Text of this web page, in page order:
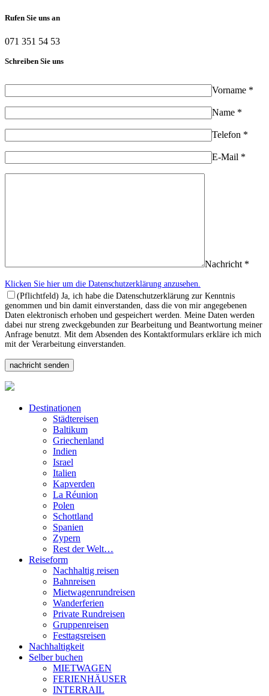
Rufen Sie uns an
071 351 54 53
Schreiben Sie uns
Vorname *
Name *
Telefon *
E-Mail *
Nachricht *
Klicken Sie hier um die Datenschutzerklärung anzusehen.
(Pflichtfeld) Ja, ich habe die Datenschutzerklärung zur Kenntnis
genommen und bin damit einverstanden, dass die von mir angegebenen
Daten elektronisch erhoben und gespeichert werden. Meine Daten werden
dabei nur streng zweckgebunden zur Bearbeitung und Beantwortung meiner
Anfrage benutzt. Mit dem Absenden des Kontaktformulars erkläre ich mich
mit der Verarbeitung einverstanden.
Destinationen
Städtereisen
Baltikum
Griechenland
Indien
Israel
Italien
Kapverden
La Réunion
Polen
Schottland
Spanien
Zypern
Rest der Welt…
Reiseform
Nachhaltig reisen
Bahnreisen
Mietwagenrundreisen
Wanderferien
Private Rundreisen
Gruppenreisen
Festtagsreisen
Nachhaltigkeit
Selber buchen
MIETWAGEN
FERIENHÄUSER
INTERRAIL